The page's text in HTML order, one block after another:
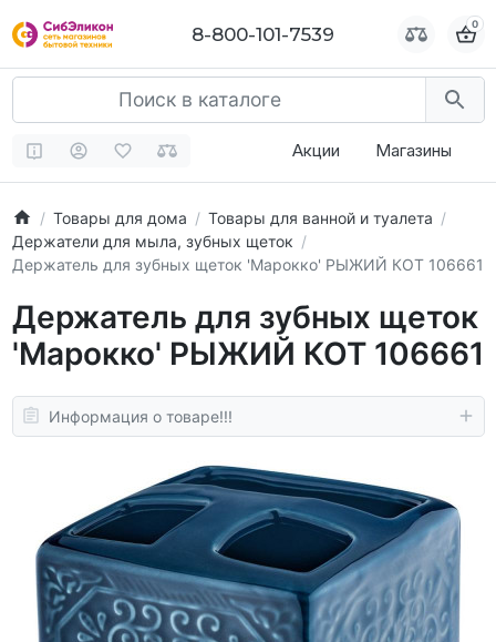
8-800-101-7539 0
Акции Магазины
Товары для дома
Товары для ванной и туалета
Держатели для мыла, зубных щеток
Держатель для зубных щеток 'Марокко' РЫЖИЙ КОТ 106661
Держатель для зубных щеток
'Марокко' РЫЖИЙ КОТ 106661
Информация о товаре!!!
8-800-101-7539 0